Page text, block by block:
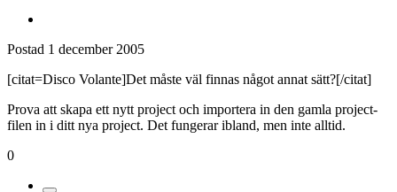
Postad 1 december 2005
[citat=Disco Volante]Det måste väl finnas något annat sätt?[/citat]
Prova att skapa ett nytt project och importera in den gamla project-
filen in i ditt nya project. Det fungerar ibland, men inte alltid.
0